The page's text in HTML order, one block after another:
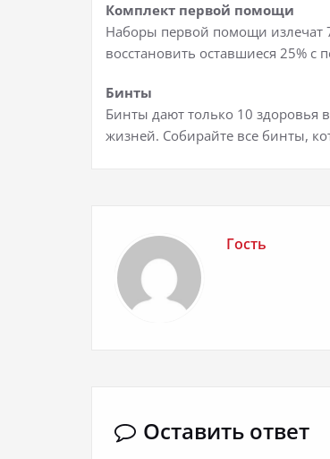
Комплект первой помощи
Наборы первой помощи излечат
восстановить оставшиеся 25%
Бинты
Бинты дают только 10 здоровья
жизней. Собирайте все бинты,
Гость
Оставить ответ